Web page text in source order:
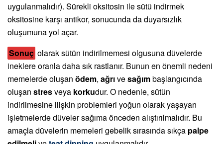
uygulanmalıdır). Sürekli oksitosin ile sütü indirmek
oksitosine karşı antikor, sonucunda da duyarsızlık
oluşumuna yol açar.
Sonuç olarak sütün indirilmemesi olgusuna düvelerde
ineklere oranla daha sık rastlanır. Bunun en önemli nedeni
memelerde oluşan ödem, ağrıvesağımbaşlangıcında
oluşan stresveya korkudur. O nedenle, sütün
indirilmesine ilişkin problemleri yoğun olarak yaşayan
işletmelerde düveler sağıma önceden alıştırılmalıdır. Bu
amaçla düvelerin memeleri gebelik sırasında sıkça palpe